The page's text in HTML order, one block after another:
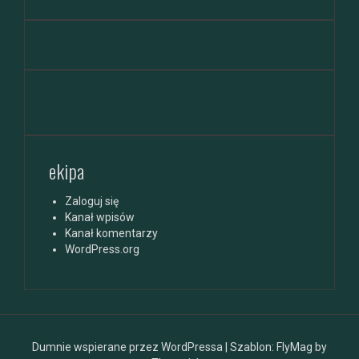
ekipa
Zaloguj się
Kanał wpisów
Kanał komentarzy
WordPress.org
Dumnie wspierane przez WordPressa Szablon: FlyMag by